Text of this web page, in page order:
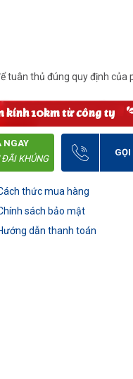
tuân thủ đúng quy định của
NGAY
ĐÃI KHỦNG
thức mua hàng
sách bảo mật
dẫn thanh toán